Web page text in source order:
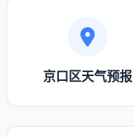
京口区天气预报